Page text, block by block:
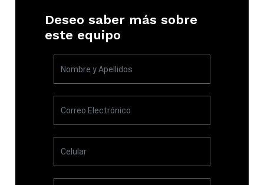
Deseo saber más sobre
este equipo